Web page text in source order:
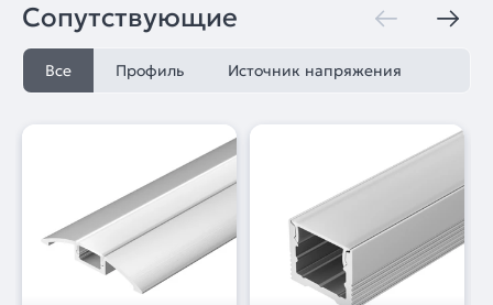
Сопутствующие
Все Профиль Источник напряжения